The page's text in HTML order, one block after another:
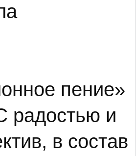
пение»
радостью и
в состав